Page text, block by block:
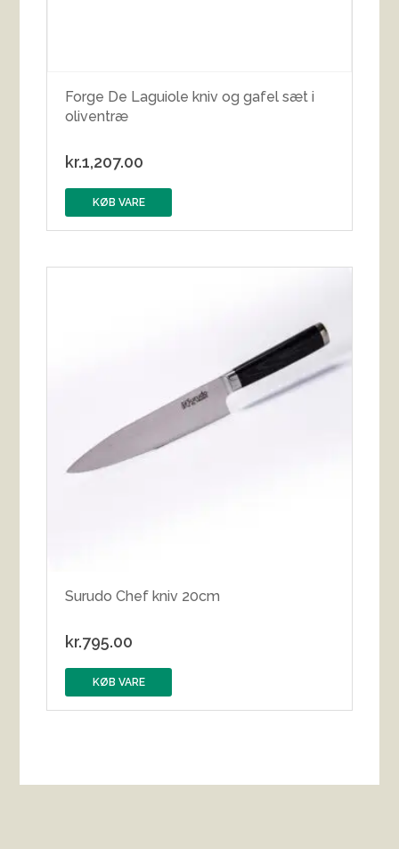
Forge De Laguiole kniv og gafel sæt i
oliventræ
kr.1,207.00
KØB VARE
Surudo Chef kniv 20cm
kr.795.00
KØB VARE